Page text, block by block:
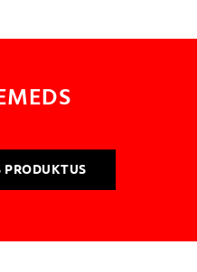
PRODUKTUS